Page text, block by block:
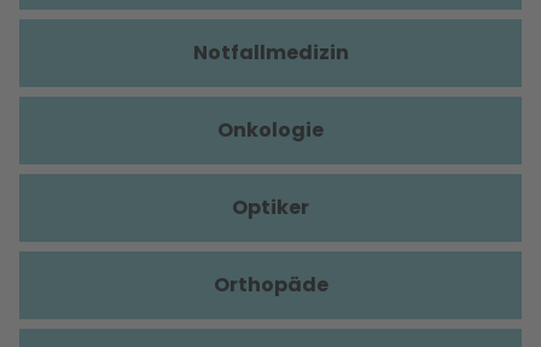
Notfallmedizin
Onkologie
Optiker
Orthopäde